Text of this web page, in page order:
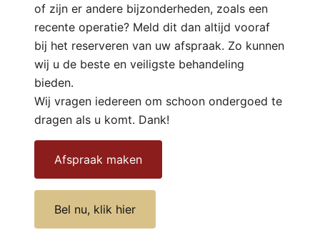
of zijn er andere bijzonderheden, zoals een
recente operatie? Meld dit dan altijd vooraf
bij het reserveren van uw afspraak. Zo kunnen
wij u de beste en veiligste behandeling
bieden.
Wij vragen iedereen om schoon ondergoed te
dragen als u komt. Dank!
Afspraak maken
Bel nu, klik hier